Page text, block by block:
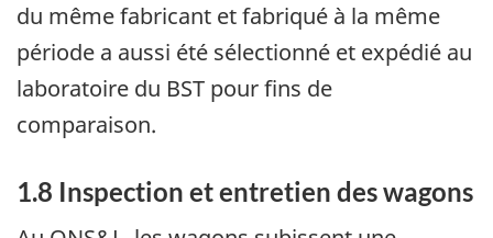
du même fabricant et fabriqué à la même
période a aussi été sélectionné et expédié au
laboratoire du BST pour fins de
comparaison.
1.8 Inspection et entretien des wagons